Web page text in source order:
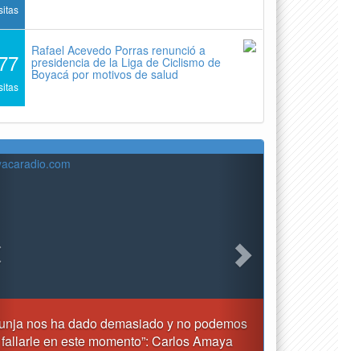
Rafael Acevedo Porras renunció a
presidencia de la Liga de Ciclismo de
Boyacá por motivos de salud
Tunja prohibirá este viernes la venta de licor, el uso
de drones y otras actividades